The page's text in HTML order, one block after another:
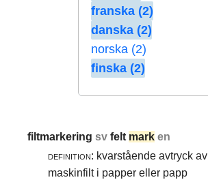
franska (2)
danska (2)
norska (2)
finska (2)
filtmarkeringsvfelt mark en
definition: kvarstående avtryck av
maskinfilt i papper eller papp